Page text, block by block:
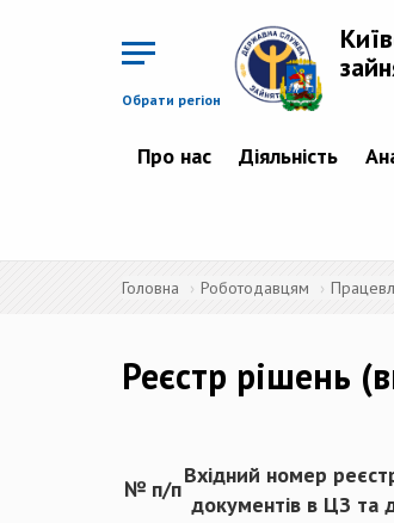
Обрати регіон
Про нас Діяльність
Головна Роботодавцям
Реєстр рішень
№ п/п
Вхідний номер
документів в ЦЗ та